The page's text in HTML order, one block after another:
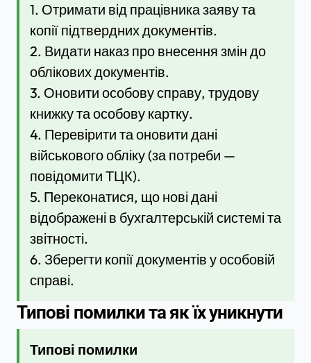
1. Отримати від працівника заяву та
копії підтвердних документів.
2. Видати наказ про внесення змін до
облікових документів.
3. Оновити особову справу, трудову
книжку та особову картку.
4. Перевірити та оновити дані
військового обліку (за потреби —
повідомити ТЦК).
5. Переконатися, що нові дані
відображені в бухгалтерській системі та
звітності.
6. Зберегти копії документів у особовій
справі.
Типові помилки та як їх уникнути
Типові помилки